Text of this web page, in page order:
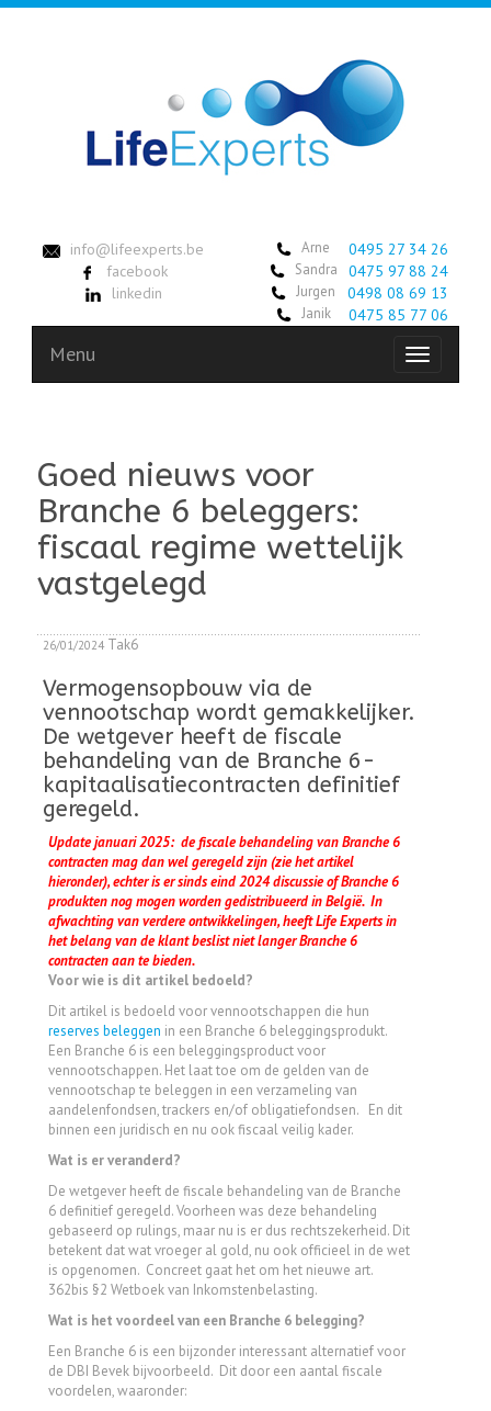
info@lifeexperts.be
facebook
linkedin
Arne 0495 27 34 26
Sandra 0475 97 88 24
Jurgen 0498 08 69 13
Janik 0475 85 77 06
Toggle
Menu
Goed nieuws voor
Branche 6 beleggers:
fiscaal regime wettelijk
vastgelegd
26/01/2024 Tak6
Vermogensopbouw via de
vennootschap wordt gemakkelijker.
De wetgever heeft de fiscale
behandeling van de Branche 6-
kapitaalisatiecontracten definitief
geregeld.
Update januari 2025: de fiscale behandeling van Branche 6
contracten mag dan wel geregeld zijn (zie het artikel
hieronder), echter is er sinds eind 2024 discussie of Branche 6
produkten nog mogen worden gedistribueerd in België. In
afwachting van verdere ontwikkelingen, heeft Life Experts in
het belang van de klant beslist niet langer Branche 6
contracten aan te bieden.
Voor wie is dit artikel bedoeld?
Dit artikel is bedoeld voor vennootschappen die hun
reserves beleggen in een Branche 6 beleggingsprodukt.
Een Branche 6 is een beleggingsproduct voor
vennootschappen. Het laat toe om de gelden van de
vennootschap te beleggen in een verzameling van
aandelenfondsen, trackers en/of obligatiefondsen. En dit
binnen een juridisch en nu ook fiscaal veilig kader.
Wat is er veranderd?
De wetgever heeft de fiscale behandeling van de Branche
6 definitief geregeld. Voorheen was deze behandeling
gebaseerd op rulings, maar nu is er dus rechtszekerheid. Dit
betekent dat wat vroeger al gold, nu ook officieel in de wet
is opgenomen. Concreet gaat het om het nieuwe art.
362bis §2 Wetboek van Inkomstenbelasting.
Wat is het voordeel van een Branche 6 belegging?
Een Branche 6 is een bijzonder interessant alternatief voor
de DBI Bevek bijvoorbeeld. Dit door een aantal fiscale
voordelen, waaronder: